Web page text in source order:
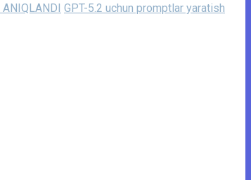
GPT-5.2 uchun promptlar yaratish